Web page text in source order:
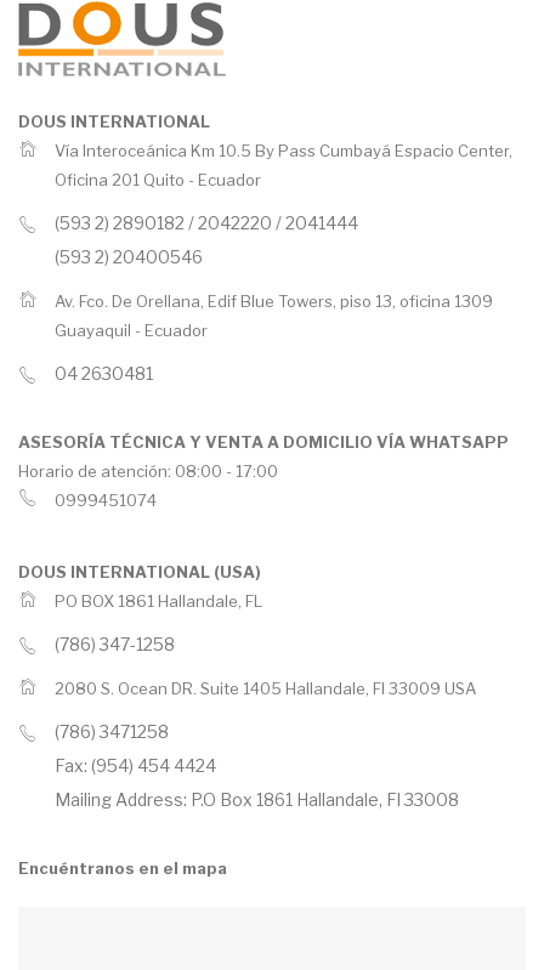
DOUS INTERNATIONAL
Vía Interoceánica Km 10.5 By Pass Cumbayá Espacio Center,
Oficina 201 Quito - Ecuador
(593 2) 2890182 / 2042220 / 2041444
(593 2) 20400546
Av. Fco. De Orellana, Edif Blue Towers, piso 13, oficina 1309
Guayaquil - Ecuador
04 2630481
ASESORÍA TÉCNICA Y VENTA A DOMICILIO VÍA WHATSAPP
Horario de atención: 08:00 - 17:00
0999451074
DOUS INTERNATIONAL (USA)
PO BOX 1861 Hallandale, FL
(786) 347-1258
2080 S. Ocean DR. Suite 1405 Hallandale, Fl 33009 USA
(786) 3471258
Fax: (954) 454 4424
Mailing Address: P.O Box 1861 Hallandale, Fl 33008
Encuéntranos en el mapa